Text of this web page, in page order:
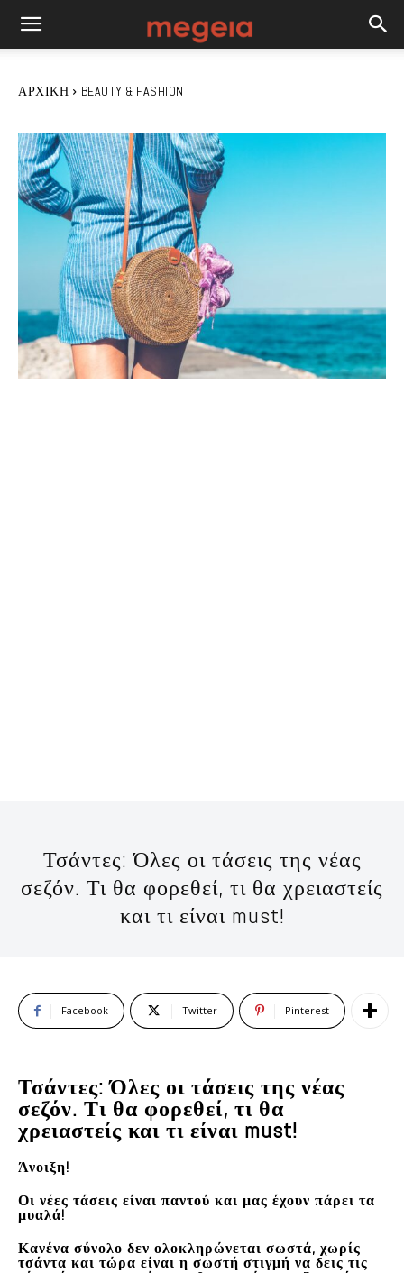
ΑΡΧΙΚΉ BEAUTY & FASHION
Τσάντες: Όλες οι τάσεις της νέας
σεζόν. Τι θα φορεθεί, τι θα χρειαστείς
και τι είναι must!
Facebook Twitter Pinterest
Τσάντες: Όλες οι τάσεις της νέας
σεζόν. Τι θα φορεθεί, τι θα
χρειαστείς και τι είναι must!
Άνοιξη!
Οι νέες τάσεις είναι παντού και μας έχουν πάρει τα
μυαλά!
Κανένα σύνολο δεν ολοκληρώνεται σωστά, χωρίς
τσάντα και τώρα είναι η σωστή στιγμή να δεις τις